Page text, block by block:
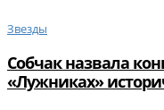
Звезды
Собчак назвала
«Лужниках»